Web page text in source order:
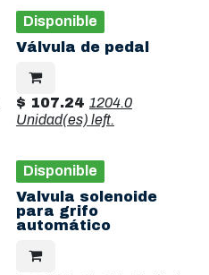
Disponible
Válvula de pedal
$ 107.24 1204.0
Unidad(es) left.
Disponible
Valvula solenoide
para grifo
automático